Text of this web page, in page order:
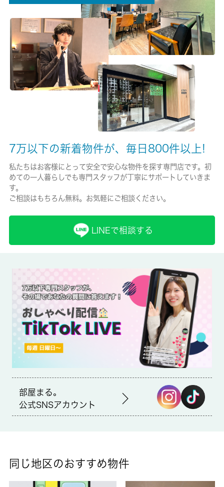
有/15000円
保険名/保険期間
家財共済保険/2年
保証人代行
賃貸区分/契約期間
定期借家権/2年
取引形態
仲介
備考
減される浴室乾燥機があります。駐輪場付き物件です。暑い夏、
寒い冬には必須のエアコンが付いています。2口コンロ付きの物
件は短い時間で一気に料理ができるので、一人暮らしの人にもお
すすめです。現在空家なので、すぐにご案内できます。日野市で
の住まい探しを 城南コミュニティがサポートいたします。引っ
越しをお考えなら、ぜひご連絡ください。
7万以下の新着物件が、毎日800件以上!
私たちはお客様にとって安全で安心な物件を探す専門店です。初
めての一人暮らしでも専門スタッフが丁寧にサポートしていきま
す。
ご相談はもちろん無料。お気軽にご相談ください。
LINEで相談する
部屋まる。
公式SNSアカウント
同じ地区のおすすめ物件